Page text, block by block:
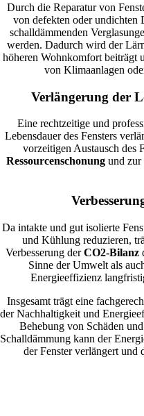
Durch die Reparatur von
von defekten oder undichten
schalldämmenden
werden. Dadurch wird der
höheren Wohnkomfort beiträgt
von Klimaanlagen
Verlängerung der
Eine rechtzeitige und
Lebensdauer des Fensters
vorzeitigen Austausch des
Ressourcenschonungund zur
Da intakte und gut isolierte
und Kühlung reduzieren,
Verbesserung derCO2-Bilanz
Sinne der Umwelt als
Energieeffizienz
Insgesamt trägt eine
der Nachhaltigkeit und
Behebung von Schäden
Schalldämmung kann der
der Fenster verlängert und